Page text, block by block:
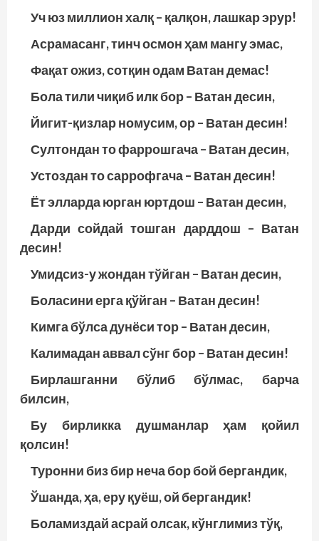
Уч юз миллион халқ – қалқон, лашкар эрур!
Асрамасанг, тинч осмон ҳам мангу эмас,
Фақат ожиз, сотқин одам Ватан демас!
Бола тили чиқиб илк бор – Ватан десин,
Йигит-қизлар номусим, ор – Ватан десин!
Султондан то фаррошгача – Ватан десин,
Устоздан то саррофгача – Ватан десин!
Ёт элларда юрган юртдош – Ватан десин,
Дарди сойдай тошган дарддош – Ватан
десин!
Умидсиз-у жондан тўйган – Ватан десин,
Боласини ерга қўйган – Ватан десин!
Кимга бўлса дунёси тор – Ватан десин,
Калимадан аввал сўнг бор – Ватан десин!
Бирлашганни бўлиб бўлмас, барча
билсин,
Бу бирликка душманлар ҳам қойил
қолсин!
Туронни биз бир неча бор бой бергандик,
Ўшанда, ҳа, еру қуёш, ой бергандик!
Боламиздай асрай олсак, кўнглимиз тўқ,